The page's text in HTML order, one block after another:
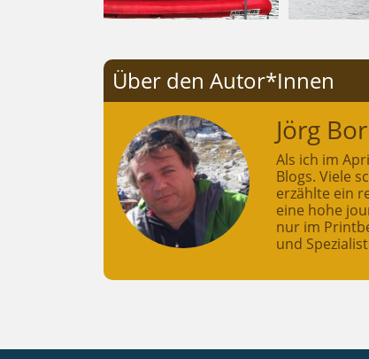
Über den Autor*Innen
Jörg
Als ich im
Blogs. Viele
erzählte ein
eine hohe
nur im
und